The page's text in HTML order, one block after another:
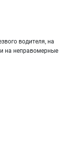
водителя, на
на неправомерные